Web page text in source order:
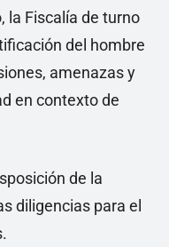
la Fiscalía de turno
del hombre
amenazas y
en contexto de
de la
diligencias para el